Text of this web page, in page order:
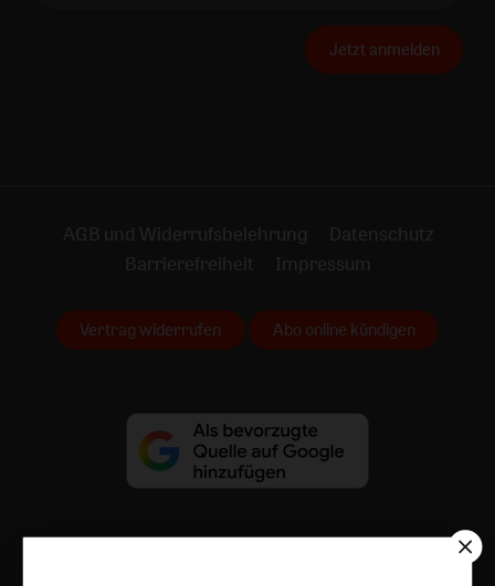
Jetzt anmelden
AGB und Widerrufsbelehrung
Datenschutz
Barrierefreiheit
Impressum
Vertrag widerrufen Abo online kündigen